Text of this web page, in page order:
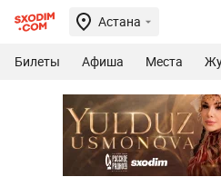
Астана
Билеты Афиша Места